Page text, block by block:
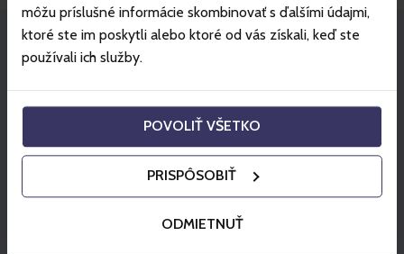
môžu príslušné informácie skombinovať s ďalšími údajmi,
ktoré ste im poskytli alebo ktoré od vás získali, keď ste
používali ich služby.
POVOLIŤ VŠETKO
PRISPÔSOBIŤ
ODMIETNUŤ